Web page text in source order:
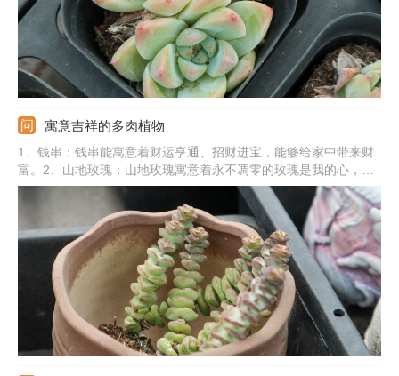
寓意吉祥的多肉植物
1、钱串：钱串能寓意着财运亨通、招财进宝，能够给家中带来财
富。2、山地玫瑰：山地玫瑰寓意着永不凋零的玫瑰是我的心，能
象征爱情。3、佛珠：佛珠能寓意着吉祥、如意，给人们带来好运
气。4、熊童子：熊童子的寓意是玲珑优雅，也有较好的观赏性。
5、其他植物：还有爱之蔓、心叶球兰、玉露、火祭、吸财树、红
宝石等。